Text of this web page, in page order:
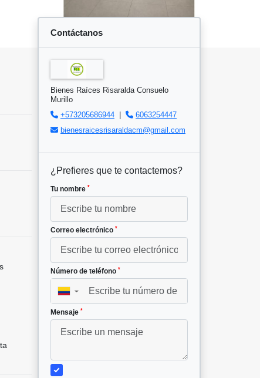
Contáctanos
Bienes Raíces Risaralda Consuelo
Murillo
+573205686944
6063254447
bienesraicesrisaraldacm@gmail.com
¿Prefieres que te contactemos?
Tu nombre *
Correo electrónico *
Número de teléfono *
▼
Mensaje *